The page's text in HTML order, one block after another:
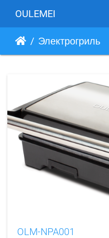
OULEMEI
Электрогриль
OLM-NPA001